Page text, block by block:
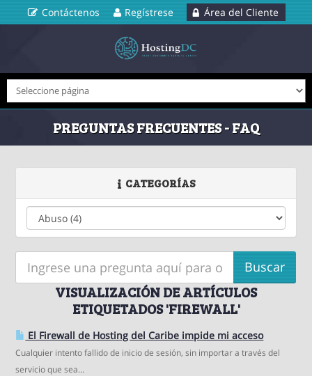
Contáctenos Regístrese Área del Cliente
PREGUNTAS FRECUENTES - FAQ
CATEGORÍAS
VISUALIZACIÓN DE ARTÍCULOS
ETIQUETADOS 'FIREWALL'
El Firewall de Hosting del Caribe impide mi acceso
Cualquier intento fallido de inicio de sesión, sin importar a través del
servicio que sea...